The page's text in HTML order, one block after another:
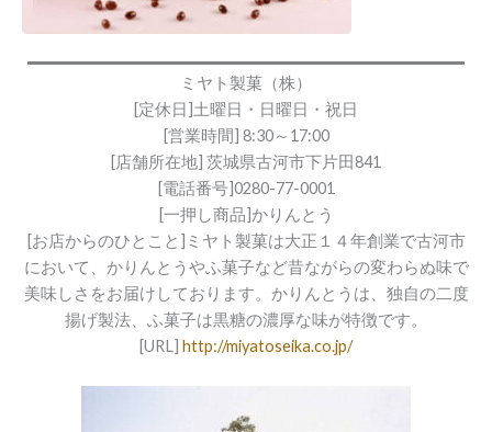
ミヤト製菓（株）
[定休日]土曜日・日曜日・祝日
[営業時間] 8:30～17:00
[店舗所在地] 茨城県古河市下片田841
[電話番号]0280-77-0001
[一押し商品]かりんとう
[お店からのひとこと]ミヤト製菓は大正１４年創業で古河市
において、かりんとうやふ菓子など昔ながらの変わらぬ味で
美味しさをお届けしております。かりんとうは、独自の二度
揚げ製法、ふ菓子は黒糖の濃厚な味が特徴です。
[URL] http://miyatoseika.co.jp/